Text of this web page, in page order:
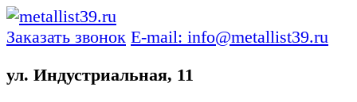
Заказать звонок E-mail: info@metallist39.ru
ул. Индустриальная, 11